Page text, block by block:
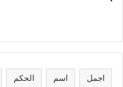
اجمل اسم الحكم